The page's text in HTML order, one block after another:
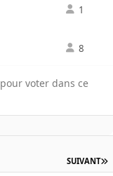
1
8
pour voter dans ce
SUIVANT